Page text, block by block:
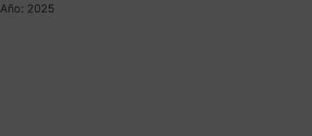
Año: 2025